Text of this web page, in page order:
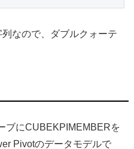
なので、ダブルクォーテ
ブにCUBEKPIMEMBERを
Pivotのデータモデルで